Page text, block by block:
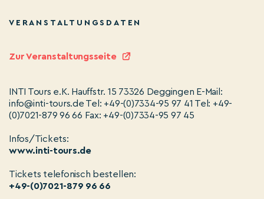
VERANSTALTUNGSDATEN
Zur Veranstaltungsseite
INTI Tours e.K. Hauffstr. 15 73326 Deggingen E-Mail:
info@inti-tours.de Tel: +49-(0)7334-95 97 41 Tel: +49-
(0)7021-879 96 66 Fax: +49-(0)7334-95 97 45
Infos/Tickets:
www.inti-tours.de
Tickets telefonisch bestellen:
+49-(0)7021-879 96 66